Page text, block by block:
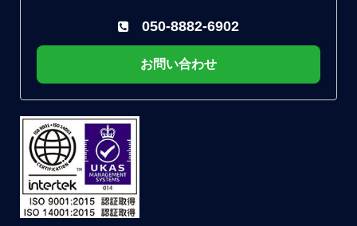
050-8882-6902
お問い合わせ